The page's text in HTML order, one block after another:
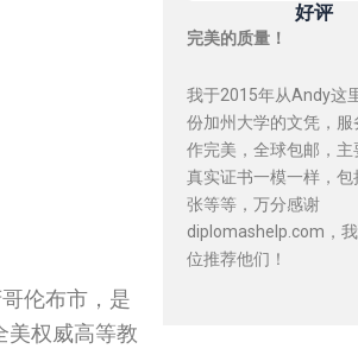
伦布市，是
美权威高等教
好评
完美的质量！
我于2015年从Andy这
份加州大学的文凭，服
作完美，全球包邮，主
真实证书一模一样，
张等等，万分感谢
diplomashelp.com，
位推荐他们！